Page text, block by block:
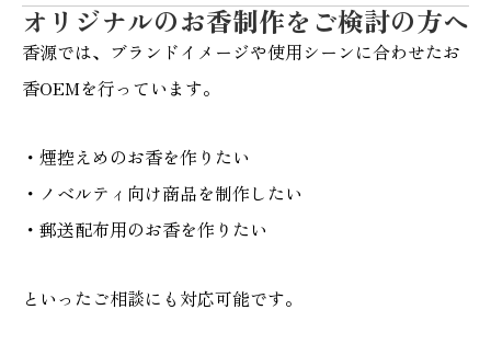
オリジナルのお香制作をご検討の方へ
香源では、ブランドイメージや使用シーンに合わせたお
香OEMを行っています。
・煙控えめのお香を作りたい
・ノベルティ向け商品を制作したい
・郵送配布用のお香を作りたい
といったご相談にも対応可能です。